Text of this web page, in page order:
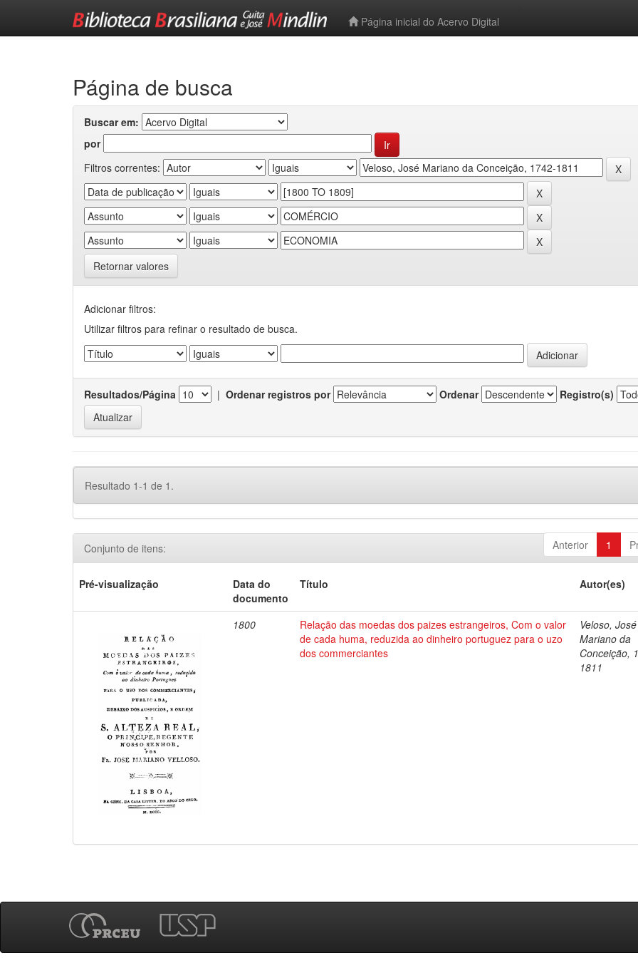
Página inicial do Acervo Digital
Página de busca
Buscar em:
por
Filtros correntes:
Retornar valores
Adicionar filtros:
Utilizar filtros para refinar o resultado de busca.
Resultados/Página | Ordenar registros por Ordenar Registro(s)
Resultado 1-1 de 1.
Anterior 1
Conjunto de itens:
Pré-visualização
Data do
documento
Título Autor(es)
1800
Relação das moedas dos paizes estrangeiros, Com o valor
de cada huma, reduzida ao dinheiro portuguez para o uzo
dos commerciantes
Veloso, José
Mariano da
Conceição,
1811